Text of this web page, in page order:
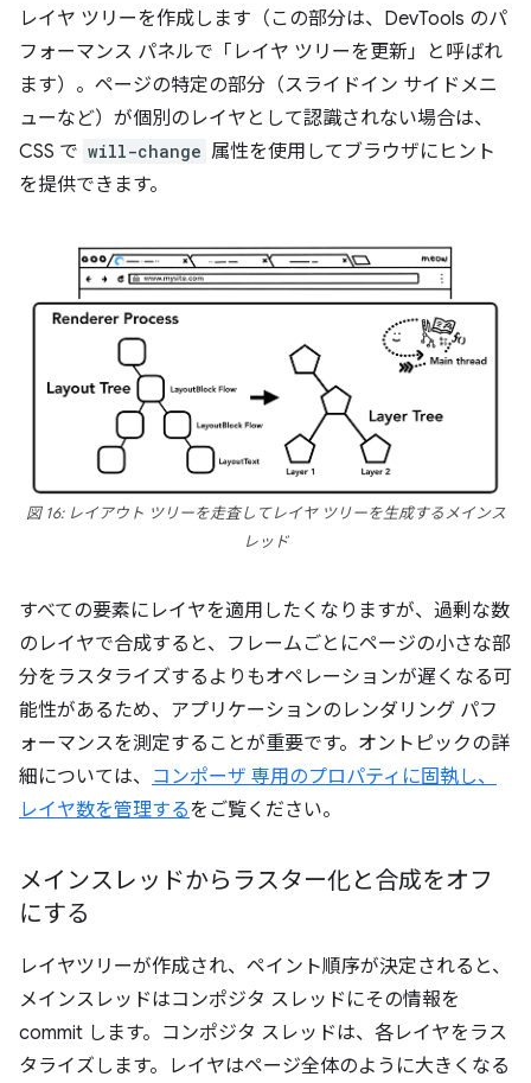
レイヤ ツリーを作成します（この部分は、DevTools のパ
フォーマンス パネルで「レイヤ ツリーを更新」と呼ばれ
ます）。ページの特定の部分（スライドイン サイドメニ
ューなど）が個別のレイヤとして認識されない場合は、
CSS で will-change 属性を使用してブラウザにヒント
を提供できます。
図 16: レイアウト ツリーを走査してレイヤ ツリーを生成するメインス
レッド
すべての要素にレイヤを適用したくなりますが、過剰な数
のレイヤで合成すると、フレームごとにページの小さな部
分をラスタライズするよりもオペレーションが遅くなる可
能性があるため、アプリケーションのレンダリング パフ
ォーマンスを測定することが重要です。オントピックの詳
細については、 コンポーザ 専用のプロパティに固執し、
レイヤ数を管理するをご覧ください。
メインスレッドからラスター化と合成をオフ
にする
レイヤツリーが作成され、ペイント順序が決定されると、
メインスレッドはコンポジタ スレッドにその情報を
commit します。コンポジタ スレッドは、各レイヤをラス
タライズします。レイヤはページ全体のように大きくなる